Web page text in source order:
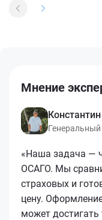
Мнение
«Наша задача —
ОСАГО. Мы
страховых и
цену.
может достигать